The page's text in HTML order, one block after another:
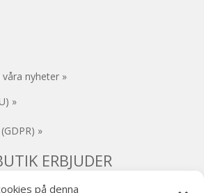
på denna
nyheter »
»
»
ERBJUDER